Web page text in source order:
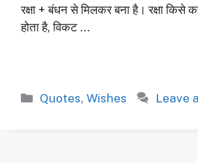
रक्षा + बंधन से मिलकर बना है। रक्षा किसे
होता है, विकट …
Categories
Quotes,Wishes Leave